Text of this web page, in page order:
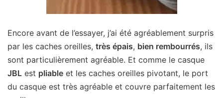
Encore avant de l’essayer, j’ai été agréablement surpris
par les caches oreilles, très épais, bien rembourrés, ils
sont particulièrement agréable. Et comme le casque
JBL est pliable et les caches oreilles pivotant, le port
du casque est très agréable et couvre parfaitement les